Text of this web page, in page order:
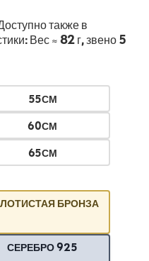
также в
Вес ≈ 82 г, звено 5
55СМ
60СМ
65СМ
БРОНЗА
СЕРЕБРО 925